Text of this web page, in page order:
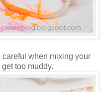
when mixing your
too muddy.